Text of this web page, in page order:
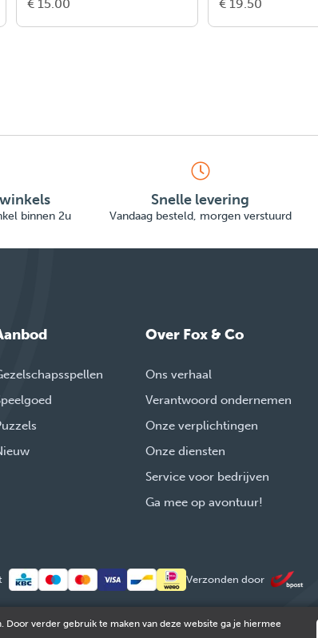
binnen 2u
Snelle levering
Vandaag besteld, morgen verstuurd
Over Fox & Co
Ons verhaal
Verantwoord ondernemen
Onze verplichtingen
Onze diensten
Service voor bedrijven
Ga mee op avontuur!
Verzonden door
Cie Ondernemingsnr: 0551.965.335 Powered byTilroy.
verder gebruik te maken van deze website ga je hiermee